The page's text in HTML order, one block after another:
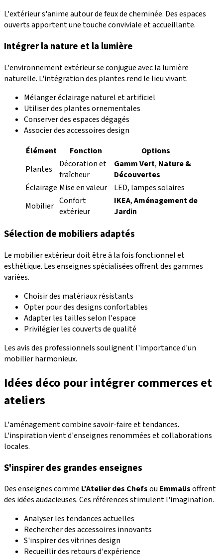
L'extérieur s'anime autour de feux de cheminée. Des espaces
ouverts apportent une touche conviviale et accueillante.
Intégrer la nature et la lumière
L'environnement extérieur se conjugue avec la lumière
naturelle. L'intégration des plantes rend le lieu vivant.
Mélanger éclairage naturel et artificiel
Utiliser des plantes ornementales
Conserver des espaces dégagés
Associer des accessoires design
Élément
Fonction
Options
Plantes
Décoration et
fraîcheur
Gamm Vert, Nature &
Découvertes
Éclairage Mise en valeur
LED, lampes solaires
Mobilier Confort
extérieur
IKEA,Aménagement de
Jardin
Sélection de mobiliers adaptés
Le mobilier extérieur doit être à la fois fonctionnel et
esthétique. Les enseignes spécialisées offrent des gammes
variées.
Choisir des matériaux résistants
Opter pour des designs confortables
Adapter les tailles selon l'espace
Privilégier les couverts de qualité
Les avis des professionnels soulignent l'importance d'un
mobilier harmonieux.
Idées déco pour intégrer commerces et
ateliers
L'aménagement combine savoir-faire et tendances.
L'inspiration vient d'enseignes renommées et collaborations
locales.
S'inspirer des grandes enseignes
Des enseignes comme L'Atelier des Chefsou Emmaüsoffrent
des idées audacieuses. Ces références stimulent l'imagination.
Analyser les tendances actuelles
Rechercher des accessoires innovants
S'inspirer des vitrines design
Recueillir des retours d'expérience